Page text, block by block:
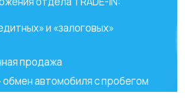
и «залоговых»
продажа
обмен автомобиля с пробегом